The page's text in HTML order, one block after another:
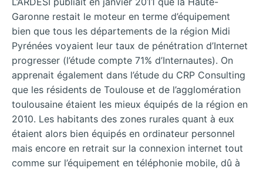
Garonne restait le moteur en terme d’équipement
bien que tous les départements de la région Midi
Pyrénées voyaient leur taux de pénétration d’Internet
progresser (l’étude compte 71% d’Internautes). On
apprenait également dans l’étude du CRP Consulting
que les résidents de Toulouse et de l’agglomération
toulousaine étaient les mieux équipés de la région en
2010. Les habitants des zones rurales quant à eux
étaient alors bien équipés en ordinateur personnel
mais encore en retrait sur la connexion internet tout
comme sur l’équipement en téléphonie mobile, dû à